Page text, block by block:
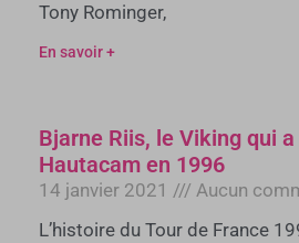
Tony Rominger,
En savoir +
Bjarne Riis, le Viking qui
Hautacam en 1996
14 janvier 2021
Aucun
L’histoire du Tour de France